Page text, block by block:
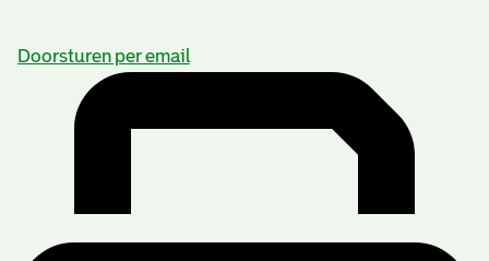
Doorsturen per email